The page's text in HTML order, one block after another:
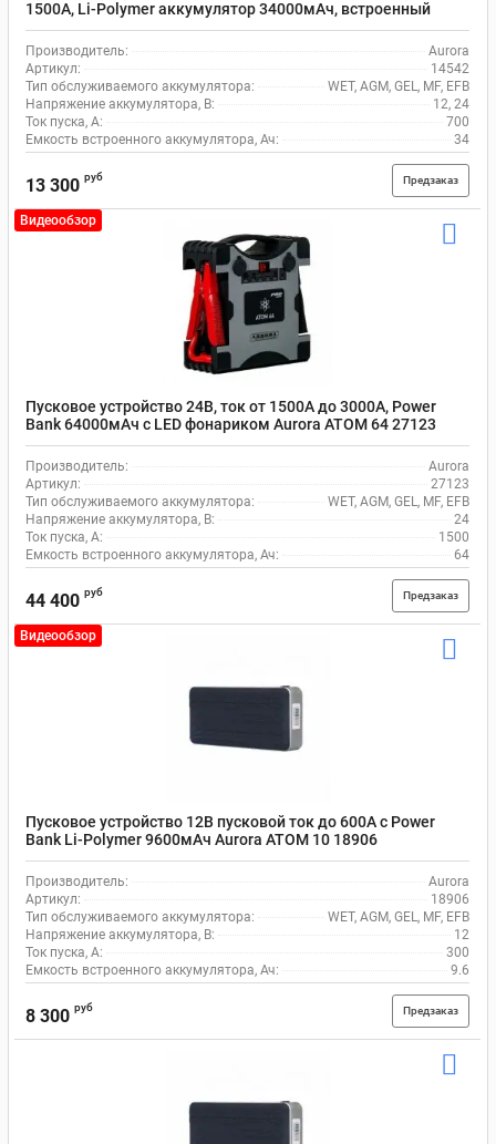
1500А, Li-Polymer аккумулятор 34000мАч, встроенный
фонарик, Aurora DOUBLE DRIVE 1500 14542
Производитель:
Aurora
Артикул:
14542
Тип обслуживаемого аккумулятора:
WET, AGM, GEL, MF, EFB
Напряжение аккумулятора, В:
12, 24
Ток пуска, А:
700
Емкость встроенного аккумулятора, Ач:
34
13 300 руб Предзаказ
Видеообзор
Пусковое устройство 24В, ток от 1500А до 3000А, Power
Bank 64000мАч с LED фонариком Aurora ATOM 64 27123
Производитель:
Aurora
Артикул:
27123
Тип обслуживаемого аккумулятора:
WET, AGM, GEL, MF, EFB
Напряжение аккумулятора, В:
24
Ток пуска, А:
1500
Емкость встроенного аккумулятора, Ач:
64
44 400 руб Предзаказ
Видеообзор
Пусковое устройство 12В пусковой ток до 600А с Power
Bank Li-Polymer 9600мАч Aurora ATOM 10 18906
Производитель:
Aurora
Артикул:
18906
Тип обслуживаемого аккумулятора:
WET, AGM, GEL, MF, EFB
Напряжение аккумулятора, В:
12
Ток пуска, А:
300
Емкость встроенного аккумулятора, Ач:
9.6
8 300 руб Предзаказ